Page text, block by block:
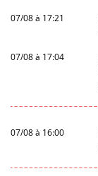
07/08 à 17:21
07/08 à 17:04
07/08 à 16:00